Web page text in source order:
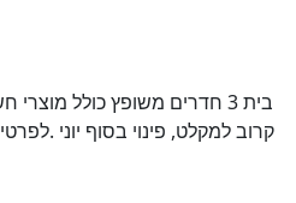
בית 3 חדרים משופץ כולל
קרוב למקלט, פינוי בסוף יוני